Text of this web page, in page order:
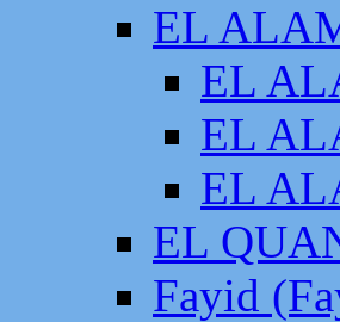
EL
EL
EL
EL
EL
Fayid